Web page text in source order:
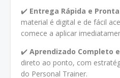
✔️ Entrega Rápida e
material é digital e de fácil
comece a aplicar
✔️ Aprendizado Completo
direto ao ponto, com
do Personal Trainer.